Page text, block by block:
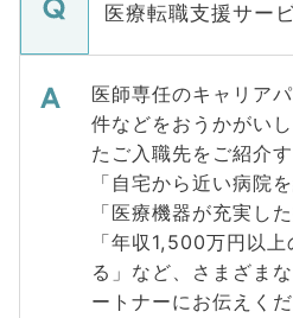
医療転職支援サー
医師専任のキャリア
件などをおうかがい
たご入職先をご紹介
「自宅から近い病院
「医療機器が充実し
「年収1,500万円以
る」など、さまざま
ートナーにお伝えく